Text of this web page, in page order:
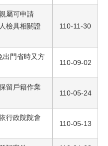
屬可申請
檢具相關證
110-11-30
出門省時又方
110-09-02
留戶籍作業
110-05-24
行政院院會
110-05-13